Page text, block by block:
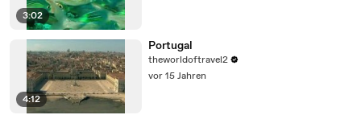
3:02
4:12
Portugal
theworldoftravel2
vor 15 Jahren